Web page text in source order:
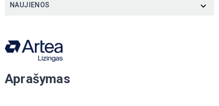
NAUJIENOS 
Aprašymas